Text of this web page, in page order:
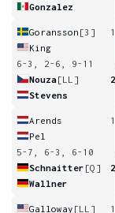
Gonzalez
Goransson [3]
1
King
6-3, 2-6, 9-11
Nouza[LL]
2
Stevens
Arends
1
Pel
5-7, 6-3, 6-10
Schnaitter [Q]
2
Wallner
Galloway [LL]
1